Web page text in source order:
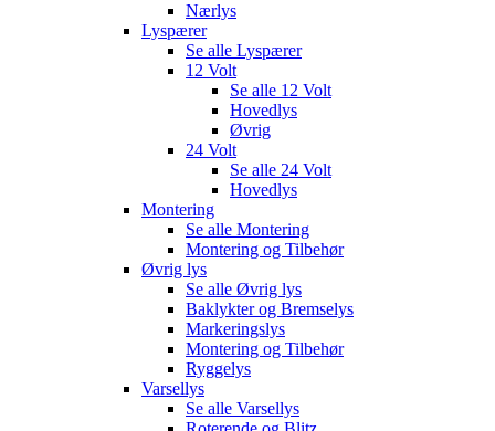
Nærlys
Lyspærer
Se alle Lyspærer
12 Volt
Se alle 12 Volt
Hovedlys
Øvrig
24 Volt
Se alle 24 Volt
Hovedlys
Montering
Se alle Montering
Montering og Tilbehør
Øvrig lys
Se alle Øvrig lys
Baklykter og Bremselys
Markeringslys
Montering og Tilbehør
Ryggelys
Varsellys
Se alle Varsellys